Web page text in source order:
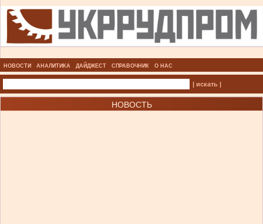
НОВОСТИ АНАЛИТИКА ДАЙДЖЕСТ СПРАВОЧНИК О НАС
| искать |
НОВОСТЬ